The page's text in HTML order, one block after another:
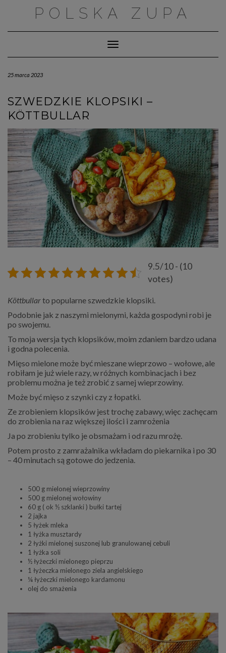
POLSKA ZUPA
Toggle Navigation
25 marca 2023
SZWEDZKIE KLOPSIKI –
KÖTTBULLAR
9.5/10 - (10
votes)
Köttbullarto popularne szwedzkie klopsiki.
Podobnie jak z naszymi mielonymi, każda gospodyni robi je
po swojemu.
To moja wersja tych klopsików, moim zdaniem bardzo udana
i godna polecenia.
Mięso mielone może być mieszane wieprzowo – wołowe, ale
robiłam je już wiele razy, w różnych kombinacjach i bez
problemu można je też zrobić z samej wieprzowiny.
Może być mięso z szynki czy z łopatki.
Ze zrobieniem klopsików jest trochę zabawy, więc zachęcam
do zrobienia na raz większej ilości i zamrożenia
Ja po zrobieniu tylko je obsmażam i od razu mrożę.
Potem prosto z zamrażalnika wkładam do piekarnika i po 30
– 40 minutach są gotowe do jedzenia.
500 g mielonej wieprzowiny
500 g mielonej wołowiny
60 g ( ok ½ szklanki ) bułki tartej
2 jajka
5 łyżek mleka
1 łyżka musztardy
2 łyżki mielonej suszonej lub granulowanej cebuli
1 łyżka soli
½łyżeczki mielonego pieprzu
1 łyżeczka mielonego ziela angielskiego
¼łyżeczki mielonego kardamonu
olej do smażenia